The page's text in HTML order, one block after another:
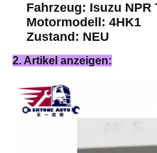
Fahrzeug: Isuzu NPR
Motormodell: 4HK1
Zustand: NEU
2. Artikel anzeigen: